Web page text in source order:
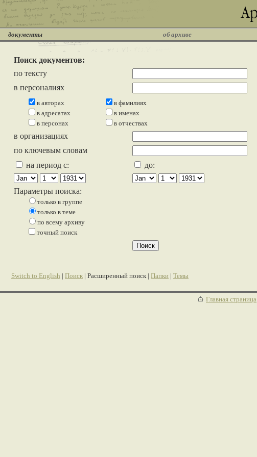
документы об архиве
Поиск документов:
по тексту
в персоналиях
в авторах
в адресатах
в персонах
в фамилиях
в именах
в отчествах
в организациях
по ключевым словам
на период с:
до:
Параметры поиска:
только в группе
только в теме
по всему архиву
точный поиск
Switch to English | Поиск | Расширенный поиск | Папки | Темы
Главная страница